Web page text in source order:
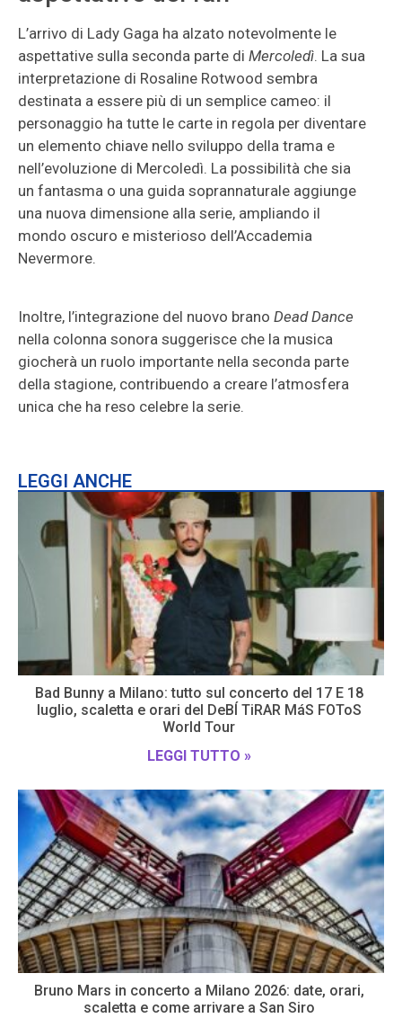
L’arrivo di Lady Gaga ha alzato notevolmente le
aspettative sulla seconda parte di Mercoledì. La sua
interpretazione di Rosaline Rotwood sembra
destinata a essere più di un semplice cameo: il
personaggio ha tutte le carte in regola per diventare
un elemento chiave nello sviluppo della trama e
nell’evoluzione di Mercoledì. La possibilità che sia
un fantasma o una guida soprannaturale aggiunge
una nuova dimensione alla serie, ampliando il
mondo oscuro e misterioso dell’Accademia
Nevermore.
Inoltre, l’integrazione del nuovo brano Dead Dance
nella colonna sonora suggerisce che la musica
giocherà un ruolo importante nella seconda parte
della stagione, contribuendo a creare l’atmosfera
unica che ha reso celebre la serie.
LEGGI ANCHE
Bad Bunny a Milano: tutto sul concerto del 17 E 18
luglio, scaletta e orari del DeBÍ TiRAR MáS FOToS
World Tour
LEGGI TUTTO »
Bruno Mars in concerto a Milano 2026: date, orari,
scaletta e come arrivare a San Siro